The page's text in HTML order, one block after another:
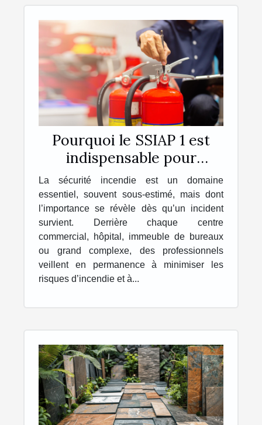
Pourquoi le SSIAP 1 est
indispensable pour
travailler dans la sécurité
incendie ?
La sécurité incendie est un domaine
essentiel, souvent sous-estimé, mais dont
l’importance se révèle dès qu’un incident
survient. Derrière chaque centre
commercial, hôpital, immeuble de bureaux
ou grand complexe, des professionnels
veillent en permanence à minimiser les
risques d’incendie et à...